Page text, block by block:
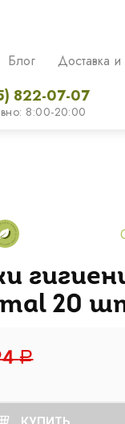
Блог Доставка
822-07-07
8:00-20:00
20
Р
КУПИТЬ